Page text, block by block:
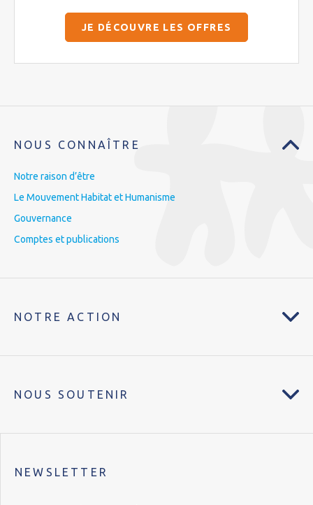
JE DÉCOUVRE LES OFFRES
NOUS CONNAÎTRE
Notre raison d’être
Le Mouvement Habitat et Humanisme
Gouvernance
Comptes et publications
NOTRE ACTION
NOUS SOUTENIR
NEWSLETTER